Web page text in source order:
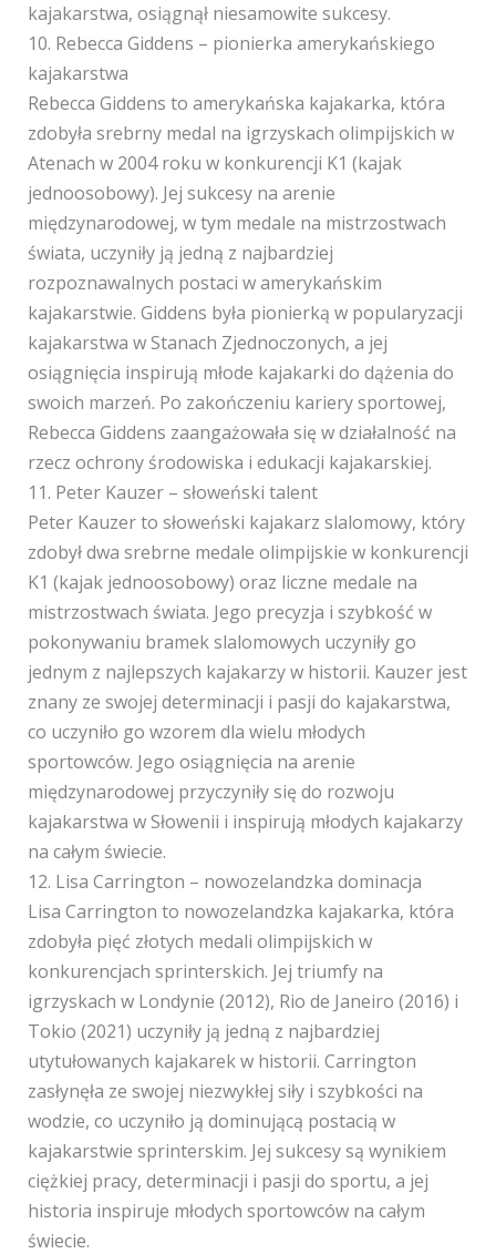
kajakarstwa, osiągnął niesamowite sukcesy.
10. Rebecca Giddens – pionierka amerykańskiego
kajakarstwa
Rebecca Giddens to amerykańska kajakarka, która
zdobyła srebrny medal na igrzyskach olimpijskich w
Atenach w 2004 roku w konkurencji K1 (kajak
jednoosobowy). Jej sukcesy na arenie
międzynarodowej, w tym medale na mistrzostwach
świata, uczyniły ją jedną z najbardziej
rozpoznawalnych postaci w amerykańskim
kajakarstwie. Giddens była pionierką w popularyzacji
kajakarstwa w Stanach Zjednoczonych, a jej
osiągnięcia inspirują młode kajakarki do dążenia do
swoich marzeń. Po zakończeniu kariery sportowej,
Rebecca Giddens zaangażowała się w działalność na
rzecz ochrony środowiska i edukacji kajakarskiej.
11. Peter Kauzer – słoweński talent
Peter Kauzer to słoweński kajakarz slalomowy, który
zdobył dwa srebrne medale olimpijskie w konkurencji
K1 (kajak jednoosobowy) oraz liczne medale na
mistrzostwach świata. Jego precyzja i szybkość w
pokonywaniu bramek slalomowych uczyniły go
jednym z najlepszych kajakarzy w historii. Kauzer jest
znany ze swojej determinacji i pasji do kajakarstwa,
co uczyniło go wzorem dla wielu młodych
sportowców. Jego osiągnięcia na arenie
międzynarodowej przyczyniły się do rozwoju
kajakarstwa w Słowenii i inspirują młodych kajakarzy
na całym świecie.
12. Lisa Carrington – nowozelandzka dominacja
Lisa Carrington to nowozelandzka kajakarka, która
zdobyła pięć złotych medali olimpijskich w
konkurencjach sprinterskich. Jej triumfy na
igrzyskach w Londynie (2012), Rio de Janeiro (2016) i
Tokio (2021) uczyniły ją jedną z najbardziej
utytułowanych kajakarek w historii. Carrington
zasłynęła ze swojej niezwykłej siły i szybkości na
wodzie, co uczyniło ją dominującą postacią w
kajakarstwie sprinterskim. Jej sukcesy są wynikiem
ciężkiej pracy, determinacji i pasji do sportu, a jej
historia inspiruje młodych sportowców na całym
świecie.